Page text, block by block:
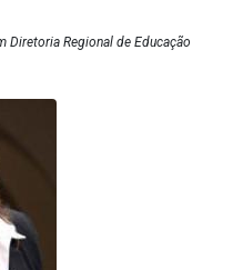
Regional de Educação